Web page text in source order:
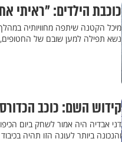
כוכבת הילדים: "ראיתי
מיכל הקטנה שיתפה מחוויותיה
נשא תפילה למען שובם של
קידוש השם: כוכב
דני אבדיה היה אמור לשחק ביום
והנכונה ביותר לעונה הזו תהיה